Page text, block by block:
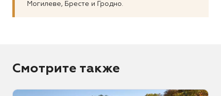
Могилеве, Бресте и Гродно.
Смотрите также